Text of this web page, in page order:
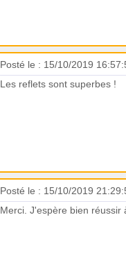
Posté le : 15/10/2019
Les reflets sont superbes !
Posté le : 15/10/2019
Merci. J'espère bien réussir